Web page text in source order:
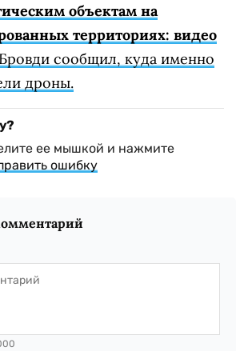
объектам на
территориях: видео
сообщил, куда именно
дроны.
ее мышкой и нажмите
ошибку